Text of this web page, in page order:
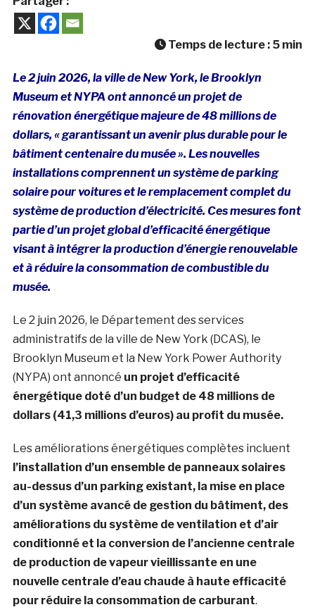
Temps de lecture : 5 min
Le 2 juin 2026, la ville de New York, le Brooklyn
Museum et NYPA ont annoncé un projet de
rénovation énergétique majeure de 48 millions de
dollars, « garantissant un avenir plus durable pour le
bâtiment centenaire du musée ». Les nouvelles
installations comprennent un système de parking
solaire pour voitures et le remplacement complet du
système de production d’électricité. Ces mesures font
partie d’un projet global d’efficacité énergétique
visant à intégrer la production d’énergie renouvelable
et à réduire la consommation de combustible du
musée.
Le 2 juin 2026, le Département des services
administratifs de la ville de New York (DCAS), le
Brooklyn Museum et la New York Power Authority
(NYPA) ont annoncé un projet d’efficacité
énergétique doté d’un budget de 48 millions de
dollars (41,3 millions d’euros) au profit du musée.
Les améliorations énergétiques complètes incluent
l’installation d’un ensemble de panneaux solaires
au-dessus d’un parking existant, la mise en place
d’un système avancé de gestion du bâtiment, des
améliorations du système de ventilation et d’air
conditionné et la conversion de l’ancienne centrale
de production de vapeur vieillissante en une
nouvelle centrale d’eau chaude à haute efficacité
pour réduire la consommation de carburant.